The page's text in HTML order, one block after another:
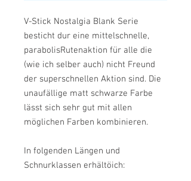
V-Stick Nostalgia Blank Serie
besticht dur eine mittelschnelle,
parabolisRutenaktion für alle die
(wie ich selber auch) nicht Freund
der superschnellen Aktion sind. Die
unaufällige matt schwarze Farbe
lässt sich sehr gut mit allen
möglichen Farben kombinieren.
In folgenden Längen und
Schnurklassen erhältöich: